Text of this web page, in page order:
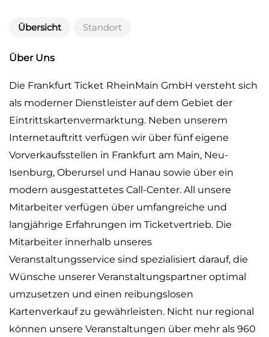
Übersicht Standort
Über Uns
Die Frankfurt Ticket RheinMain GmbH versteht sich
als moderner Dienstleister auf dem Gebiet der
Eintrittskartenvermarktung. Neben unserem
Internetauftritt verfügen wir über fünf eigene
Vorverkaufsstellen in Frankfurt am Main, Neu-
Isenburg, Oberursel und Hanau sowie über ein
modern ausgestattetes Call-Center. All unsere
Mitarbeiter verfügen über umfangreiche und
langjährige Erfahrungen im Ticketvertrieb. Die
Mitarbeiter innerhalb unseres
Veranstaltungsservice sind spezialisiert darauf, die
Wünsche unserer Veranstaltungspartner optimal
umzusetzen und einen reibungslosen
Kartenverkauf zu gewährleisten. Nicht nur regional
können unsere Veranstaltungen über mehr als 960